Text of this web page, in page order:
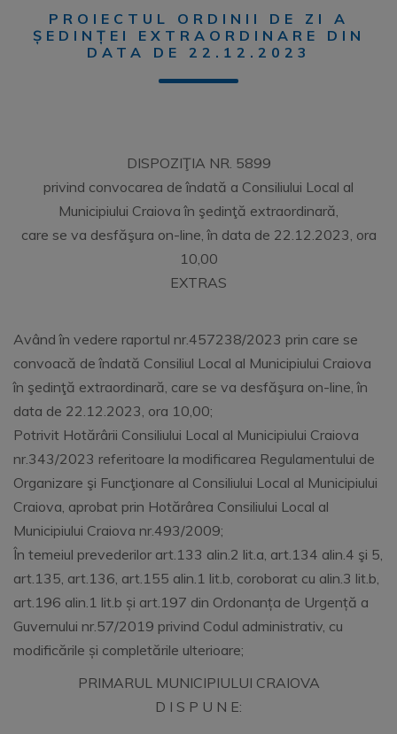
PROIECTUL ORDINII DE ZI A
ȘEDINȚEI EXTRAORDINARE DIN
DATA DE 22.12.2023
DISPOZIŢIA NR. 5899
privind convocarea de îndată a Consiliului Local al
Municipiului Craiova în şedinţă extraordinară,
care se va desfăşura on-line, în data de 22.12.2023, ora
10,00
EXTRAS
Având în vedere raportul nr.457238/2023 prin care se
convoacă de îndată Consiliul Local al Municipiului Craiova
în şedinţă extraordinară, care se va desfăşura on-line, în
data de 22.12.2023, ora 10,00;
Potrivit Hotărârii Consiliului Local al Municipiului Craiova
nr.343/2023 referitoare la modificarea Regulamentului de
Organizare şi Funcţionare al Consiliului Local al Municipiului
Craiova, aprobat prin Hotărârea Consiliului Local al
Municipiului Craiova nr.493/2009;
În temeiul prevederilor art.133 alin.2 lit.a, art.134 alin.4 şi 5,
art.135, art.136, art.155 alin.1 lit.b, coroborat cu alin.3 lit.b,
art.196 alin.1 lit.b și art.197 din Ordonanța de Urgență a
Guvernului nr.57/2019 privind Codul administrativ, cu
modificările și completările ulterioare;
PRIMARUL MUNICIPIULUI CRAIOVA
D I S P U N E: